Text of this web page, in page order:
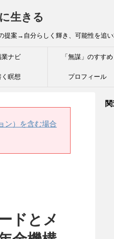
生きる
案→自分らしく輝き、可能性を追い
業ナビ 「無謀」のすすめ
く瞑想 プロフィール
ン）を含む場合
ドとメ